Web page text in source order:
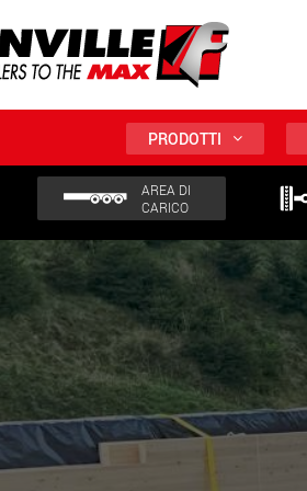
PRODOTTI
AREA DI
CARICO